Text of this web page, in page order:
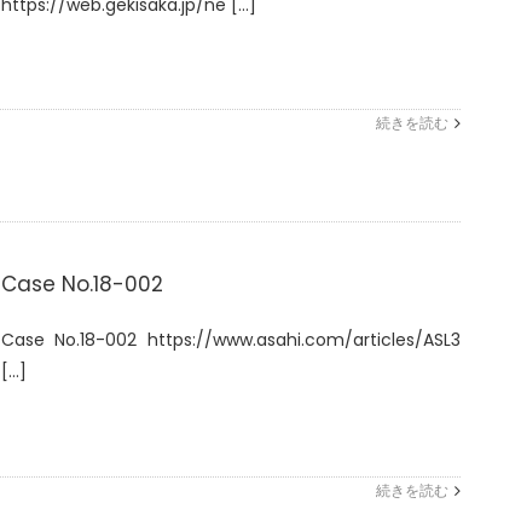
続きを読む
Case No.18-002
Case No.18-002 https://www.asahi.com/articles/ASL3
[...]
続きを読む